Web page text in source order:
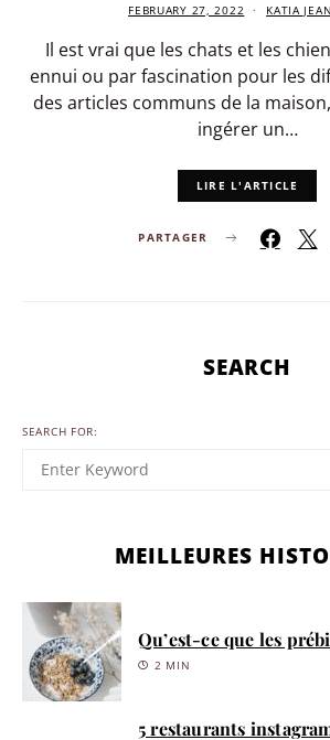
FEBRUARY 27, 2022 KATIA
Il est vrai que les chats et les
ennui ou par fascination pour les
des articles communs de la
ingérer un…
LIRE L'ARTICLE
PARTAGER
SEARCH
SEARCH FOR:
MEILLEURES
Qu’est-ce que les
2 MIN
5 restaurants